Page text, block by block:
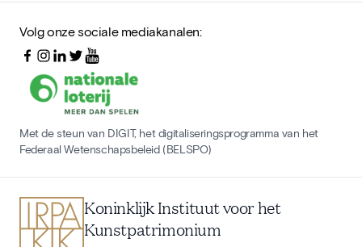
Volg onze sociale mediakanalen:
Met de steun van DIGIT, het digitaliseringsprogramma van het
Federaal Wetenschapsbeleid (BELSPO)
Koninklijk Instituut voor het
Kunstpatrimonium